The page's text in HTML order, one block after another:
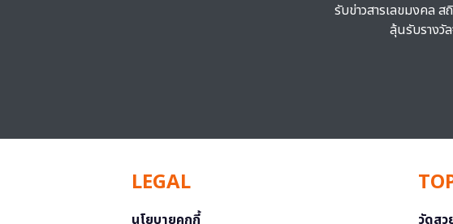
รับข่าวสารเลขมงคล ส
ลุ้นรับรางวั
LEGAL
นโยบายคุกกี้ วัดสว